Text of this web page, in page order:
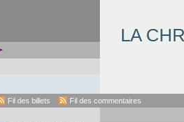
LA
Fil des billets Fil des commentaires